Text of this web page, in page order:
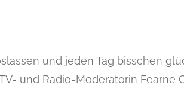
und jeden Tag bisschen
und Radio-Moderatorin Fearne